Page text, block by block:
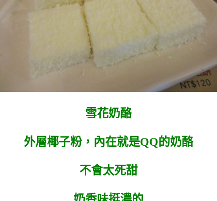
雪花奶酪
外層椰子粉，內在就是QQ的奶酪
不會太死甜